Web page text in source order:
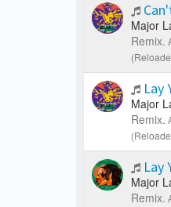
Major
Remix.
Lay
Major
Remix.
Lay
Major
Remix.